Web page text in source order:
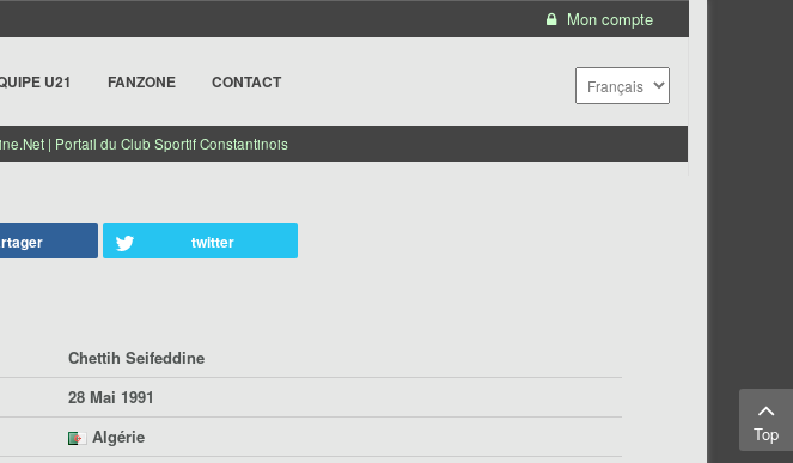
Mon compte
U21 FANZONE CONTACT
| Portail du Club Sportif Constantinois
twitter
Chettih Seifeddine
28 Mai 1991
Algérie Top